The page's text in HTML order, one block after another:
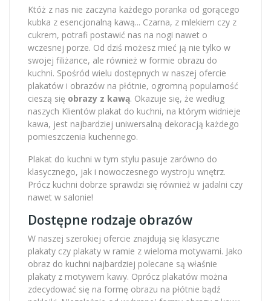
Któż z nas nie zaczyna każdego poranka od gorącego
kubka z esencjonalną kawą... Czarna, z mlekiem czy z
cukrem, potrafi postawić nas na nogi nawet o
wczesnej porze. Od dziś możesz mieć ją nie tylko w
swojej filiżance, ale również w formie obrazu do
kuchni. Spośród wielu dostępnych w naszej ofercie
plakatów i obrazów na płótnie, ogromną popularność
cieszą się obrazy z kawą. Okazuje się, że według
naszych Klientów plakat do kuchni, na którym widnieje
kawa, jest najbardziej uniwersalną dekoracją każdego
pomieszczenia kuchennego.
Plakat do kuchni w tym stylu pasuje zarówno do
klasycznego, jak i nowoczesnego wystroju wnętrz.
Prócz kuchni dobrze sprawdzi się również w jadalni czy
nawet w salonie!
Dostępne rodzaje obrazów
W naszej szerokiej ofercie znajdują się klasyczne
plakaty czy plakaty w ramie z wieloma motywami. Jako
obraz do kuchni najbardziej polecane są właśnie
plakaty z motywem kawy. Oprócz plakatów można
zdecydować się na formę obrazu na płótnie bądź